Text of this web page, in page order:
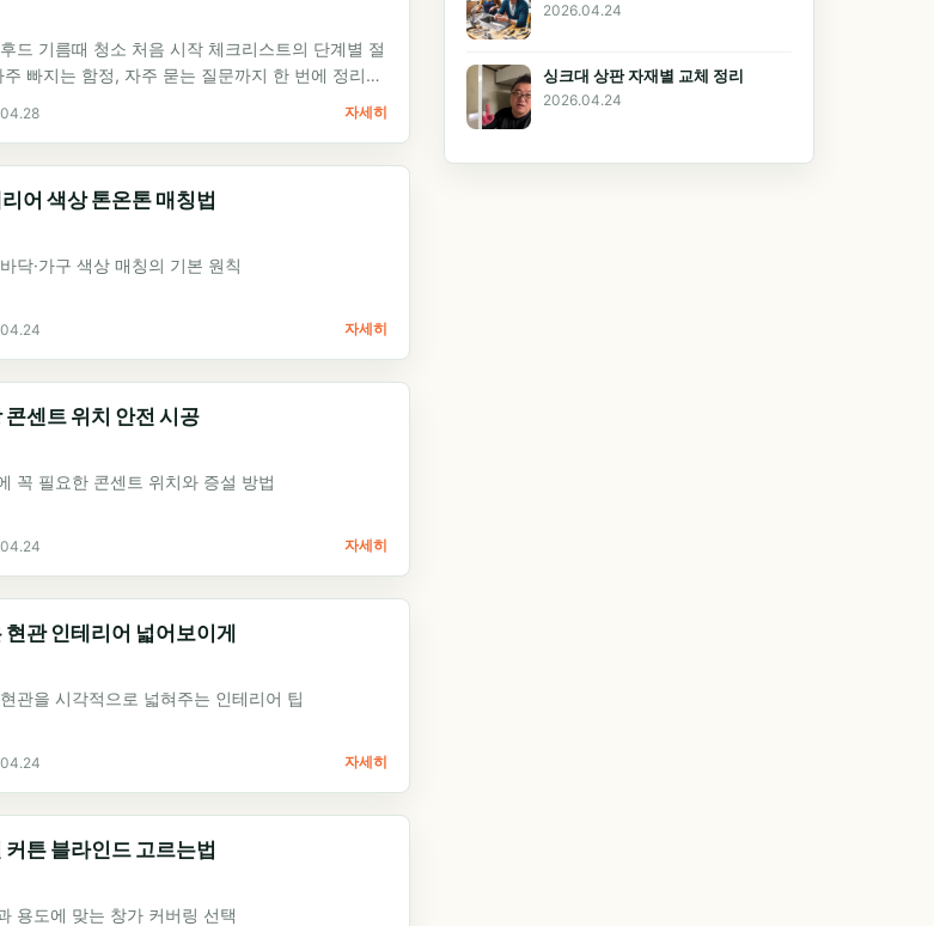
드 기름때 청소 처음 시작 체크리스트의 단계별 절
주 빠지는 함정, 자주 묻는 질문까지 한 번에 정리했
자세히
어 색상 톤온톤 매칭법
바닥·가구 색상 매칭의 기본 원칙
자세히
콘센트 위치 안전 시공
꼭 필요한 콘센트 위치와 증설 방법
자세히
현관 인테리어 넓어보이게
관을 시각적으로 넓혀주는 인테리어 팁
자세히
커튼 블라인드 고르는법
용도에 맞는 창가 커버링 선택
2026.04.24
싱크대 상판 자재별 교체 정리
2026.04.24